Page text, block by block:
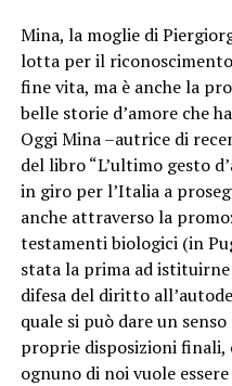
Mina, la moglie di
lotta per il
fine vita, ma è anche la
belle storie d’amore che
Oggi Mina –autrice di
del libro “L’ultimo gesto
in giro per l’Italia a
anche attraverso la
testamenti biologici (in
stata la prima ad
difesa del diritto
quale si può dare un
proprie disposizioni finali,
ognuno di noi vuole